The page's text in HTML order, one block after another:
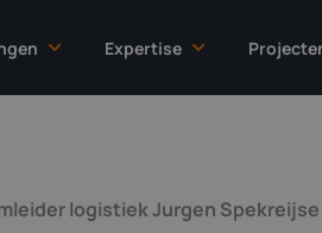
onderdelenproductie
Expertise
CNC frezen
logistiek Jurgen